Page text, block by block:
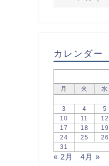
カレンダー
月
火 水
3
4 5
10
11 12
17
18 19
24
25 26
31
« 2月 4月 »